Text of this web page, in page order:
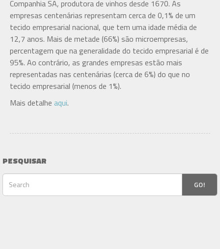
Companhia SA, produtora de vinhos desde 1670. As
empresas centenárias representam cerca de 0,1% de um
tecido empresarial nacional, que tem uma idade média de
12,7 anos. Mais de metade (66%) são microempresas,
percentagem que na generalidade do tecido empresarial é de
95%. Ao contrário, as grandes empresas estão mais
representadas nas centenárias (cerca de 6%) do que no
tecido empresarial (menos de 1%).
Mais detalhe aqui.
PESQUISAR
GO!